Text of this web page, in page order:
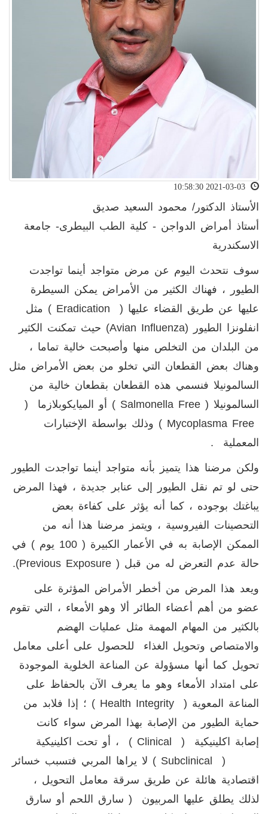
الأستاذ الدكتور/ محمود السعيد صديق
أستاذ أمراض الدواجن - كلية الطب البيطرى- جامعة
الاسكندرية
سوف نتحدث اليوم عن مرض متواجد أينما تواجدت
الطيور ، فهناك الكثير من الأمراض يمكن السيطرة
عليها عن طريق القضاء عليها (
Eradication ) مثل
انفلونزا الطيور (Avian Influenza) حيث تمكنت الكثير
من البلدان من التخلص منها وأصبحت خالية تماما ،
وهناك بعض القطعان التي تخلو من بعض الأمراض مثل
السالمونيلا فنسمي هذه القطعان بقطعان خالية من
السالمونيلا ( Salmonella Free ) أو الميايكوبلازما (
Mycoplasma Free ) وذلك بواسطة الإختبارات
المعملية .
ولكن مرضنا هذا يتميز بأنه متواجد أينما تواجدت الطيور
حتى لو تم نقل الطيور إلى عنابر جديدة ، فهذا المرض
يباغتك بوجوده ، كما أنه يؤثر على كفاءة بعض
التحصينات الفيروسية ، ويتمز مرضنا هذا أنه من
الممكن الإصابة به في الأعمار الكبيرة ( 100 يوم ) في
حالة عدم التعرض له من قبل ( Previous Exposure
).
ويعد هذا المرض من أخطر الأمراض المؤثرة على
عضو من أهم أعضاء الطائر ألا وهو الأمعاء ، التي تقوم
بالكثير من المهام المهمة مثل عمليات الهضم
والامتصاص وتحويل الغذاء للحصول على أعلى معامل
تحويل كما أنها مسؤولة عن المناعة الخلوية الموجودة
على امتداد الأمعاء وهو ما يعرف الآن بالحفاظ على
المناعة المعوية (
Health Integrity ) ؛ إذا فلابد من
حماية الطيور من الإصابة بهذا المرض سواء كانت
إصابة اكلينيكية (
Clinical ) ، أو تحت اكلينيكية
(
Subclinical ) لا يراها المربي فتسبب خسائر
اقتصادية هائلة عن طريق سرقة معامل التحويل ،
لذلك يطلق عليها المربيون ( سارق اللحم أو سارق